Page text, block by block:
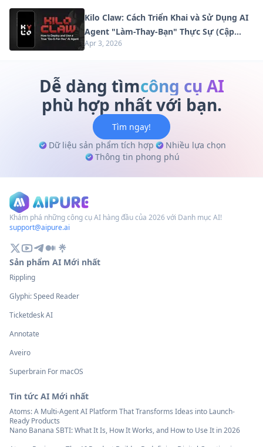
Kilo Claw: Cách Triển Khai và Sử Dụng AI
Agent "Làm-Thay-Bạn" Thực Sự (Cập
Nhật 2026)
Apr 3, 2026
Dễ dàng tìmcông cụ AI
phù hợp nhất với bạn.
Tìm ngay!
Dữ liệu sản phẩm tích hợp
Nhiều lựa chọn
Thông tin phong phú
Khám phá những công cụ AI hàng đầu của 2026 với Danh mục AI!
support@aipure.ai
Sản phẩm AI Mới nhất
Rippling
Glyphi: Speed Reader
Ticketdesk AI
Annotate
Aveiro
Superbrain For macOS
Tin tức AI Mới nhất
Atoms: A Multi-Agent AI Platform That Transforms Ideas into Launch-
Ready Products
Nano Banana SBTI: What It Is, How It Works, and How to Use It in 2026